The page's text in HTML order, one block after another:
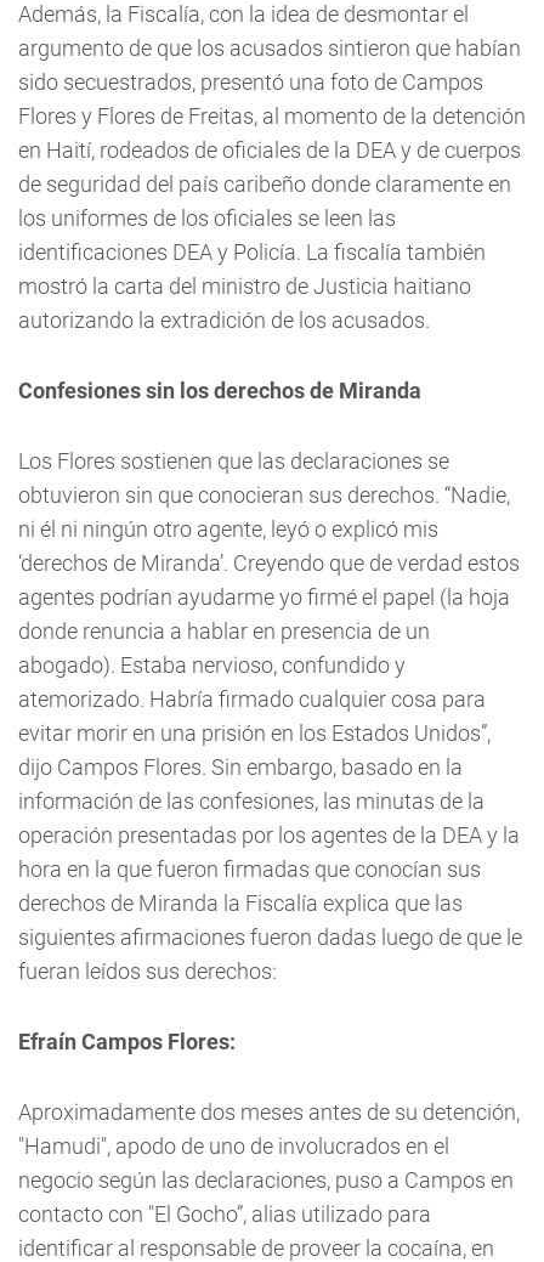
Además, la Fiscalía, con la idea de desmontar el
argumento de que los acusados sintieron que habían
sido secuestrados, presentó una foto de Campos
Flores y Flores de Freitas, al momento de la detención
en Haití, rodeados de oficiales de la DEA y de cuerpos
de seguridad del país caribeño donde claramente en
los uniformes de los oficiales se leen las
identificaciones DEA y Policía. La fiscalía también
mostró la carta del ministro de Justicia haitiano
autorizando la extradición de los acusados.
Confesiones sin los derechos de Miranda
Los Flores sostienen que las declaraciones se
obtuvieron sin que conocieran sus derechos. “Nadie,
ni él ni ningún otro agente, leyó o explicó mis
‘derechos de Miranda’. Creyendo que de verdad estos
agentes podrían ayudarme yo firmé el papel (la hoja
donde renuncia a hablar en presencia de un
abogado). Estaba nervioso, confundido y
atemorizado. Habría firmado cualquier cosa para
evitar morir en una prisión en los Estados Unidos”,
dijo Campos Flores. Sin embargo, basado en la
información de las confesiones, las minutas de la
operación presentadas por los agentes de la DEA y la
hora en la que fueron firmadas que conocían sus
derechos de Miranda la Fiscalía explica que las
siguientes afirmaciones fueron dadas luego de que le
fueran leídos sus derechos:
Efraín Campos Flores:
Aproximadamente dos meses antes de su detención,
"Hamudi", apodo de uno de involucrados en el
negocio según las declaraciones, puso a Campos en
contacto con "El Gocho”, alias utilizado para
identificar al responsable de proveer la cocaína, en